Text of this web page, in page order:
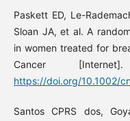
Paskett ED, Le-
Sloan JA, et al. A
in women treated for
Cancer
https://doi.org/10.1002/
Santos CPRS dos,